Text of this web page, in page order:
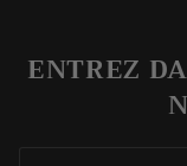
ENTREZ